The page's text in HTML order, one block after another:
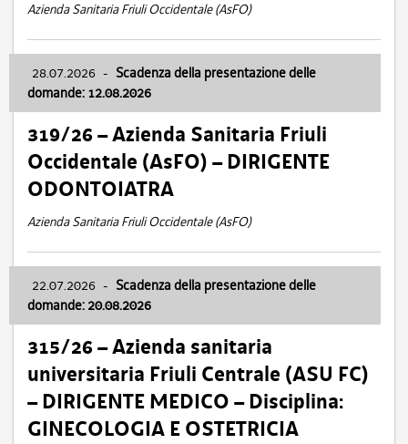
Azienda Sanitaria Friuli Occidentale (AsFO)
28.07.2026 - Scadenza della presentazione delle
domande: 12.08.2026
319/26 – Azienda Sanitaria Friuli
Occidentale (AsFO) – DIRIGENTE
ODONTOIATRA
Azienda Sanitaria Friuli Occidentale (AsFO)
22.07.2026 - Scadenza della presentazione delle
domande: 20.08.2026
315/26 – Azienda sanitaria
universitaria Friuli Centrale (ASU FC)
– DIRIGENTE MEDICO – Disciplina:
GINECOLOGIA E OSTETRICIA